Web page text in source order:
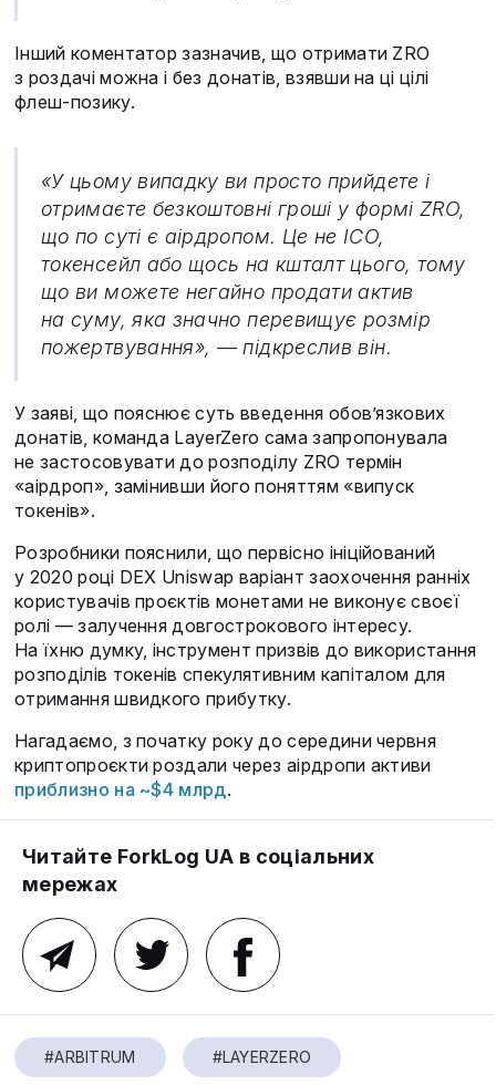
Інший коментатор зазначив, що отримати ZRO
з роздачі можна і без донатів, взявши на ці цілі
флеш-позику.
«У цьому випадку ви просто прийдете і
отримаєте безкоштовні гроші у формі ZRO,
що по суті є аірдропом. Це не ICO,
токенсейл або щось на кшталт цього, тому
що ви можете негайно продати актив
на суму, яка значно перевищує розмір
пожертвування», — підкреслив він.
У заяві, що пояснює суть введення обов’язкових
донатів, команда LayerZero сама запропонувала
не застосовувати до розподілу ZRO термін
«аірдроп», замінивши його поняттям «випуск
токенів».
Розробники пояснили, що первісно ініційований
у 2020 році DEX Uniswap варіант заохочення ранніх
користувачів проєктів монетами не виконує своєї
ролі — залучення довгострокового інтересу.
На їхню думку, інструмент призвів до використання
розподілів токенів спекулятивним капіталом для
отримання швидкого прибутку.
Нагадаємо, з початку року до середини червня
криптопроєкти роздали через аірдропи активи
приблизно на ~$4 млрд.
Читайте ForkLog UA в соціальних
мережах
#ARBITRUM #LAYERZERO